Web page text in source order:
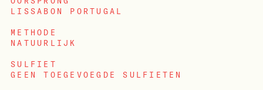
LISSABON PORTUGAL
METHODE
NATUURLIJK
SULFIET
GEEN TOEGEVOEGDE SULFIETEN